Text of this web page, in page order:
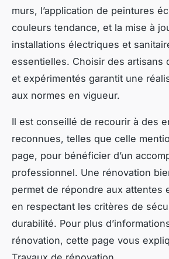
murs, l’application de peintures
couleurs tendance, et la mise à
installations électriques et
essentielles. Choisir des artisans
et expérimentés garantit une
aux normes en vigueur.
Il est conseillé de recourir à des
reconnues, telles que celle
page, pour bénéficier d’un
professionnel. Une rénovation
permet de répondre aux attentes
en respectant les critères de
durabilité. Pour plus
rénovation, cette page vous